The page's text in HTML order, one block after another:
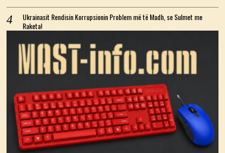
Ukrainasit Rendisin Korrupsionin Problem më të Madh, se Sulmet me
Raketa!